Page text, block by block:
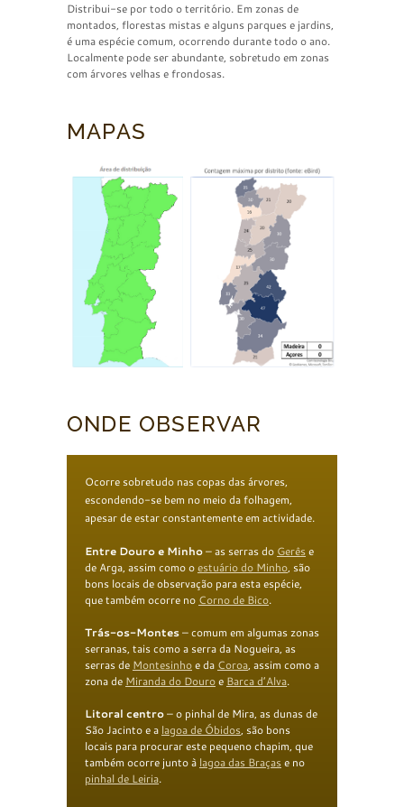
Distribui-se por todo o território. Em zonas de
montados, florestas mistas e alguns parques e jardins,
é uma espécie comum, ocorrendo durante todo o ano.
Localmente pode ser abundante, sobretudo em zonas
com árvores velhas e frondosas.
MAPAS
ONDE OBSERVAR
Ocorre sobretudo nas copas das árvores,
escondendo-se bem no meio da folhagem,
apesar de estar constantemente em actividade.
Entre Douro e Minho– as serras do Gerêse
de Arga, assim como oestuário do Minho, são
bons locais de observação para esta espécie,
que também ocorre no Corno de Bico.
Trás-os-Montes– comum em algumas zonas
serranas, tais como a serra da Nogueira, as
serras de Montesinhoe da Coroa, assim como a
zona de Miranda do Douroe Barca d’Alva.
Litoral centro– o pinhal de Mira, as dunas de
São Jacinto e a lagoa de Óbidos, são bons
locais para procurar este pequeno chapim, que
também ocorre junto à lagoa das Braçase no
pinhal de Leiria.